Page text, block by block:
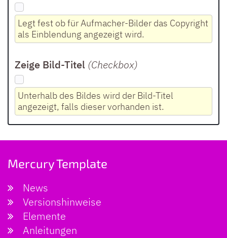
Legt fest ob für Aufmacher-Bilder das Copyright
als Einblendung angezeigt wird.
Zeige Bild-Titel (Checkbox)
Unterhalb des Bildes wird der Bild-Titel
angezeigt, falls dieser vorhanden ist.
Mercury Template
News
Versionshinweise
Elemente
Anleitungen